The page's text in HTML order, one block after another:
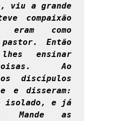
viu a grande
compaixão
como
Então
ensinar
Ao
discípulos
e disseram:
isolado, e já
Mande as